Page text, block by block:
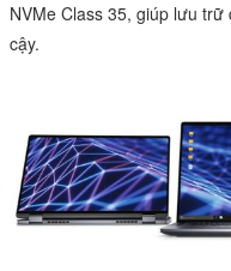
NVMe Class 35, giúp lưu
cậy.